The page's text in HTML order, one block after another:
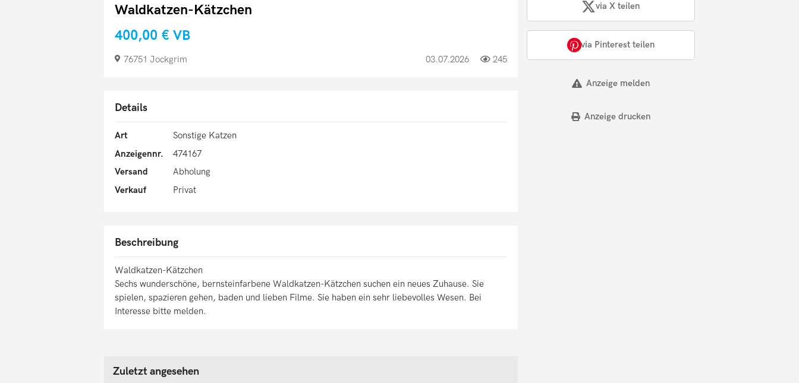
Waldkatzen-Kätzchen
400,00 € VB
76751 Jockgrim 03.07.2026 245
Details
Art
Sonstige Katzen
Anzeigennr.
474167
Versand
Abholung
Verkauf
Privat
Beschreibung
Waldkatzen-Kätzchen
Sechs wunderschöne, bernsteinfarbene Waldkatzen-Kätzchen suchen ein neues Zuhause. Sie
spielen, spazieren gehen, baden und lieben Filme. Sie haben ein sehr liebevolles Wesen. Bei
Interesse bitte melden.
via X teilen
via Pinterest teilen
Anzeige melden
Anzeige drucken
Zuletzt angesehen